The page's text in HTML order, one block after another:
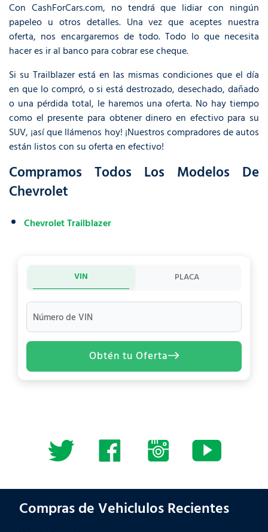
Con CashForCars.com, no tendrá que lidiar con ningún
papeleo u otros detalles. Una vez que aceptes nuestra
oferta, nos encargaremos de todo. Todo lo que necesita
hacer es ir al banco para cobrar ese cheque.
Si su Trailblazer está en las mismas condiciones que el día
en que lo compró, o si está destrozado, desechado, dañado
o una pérdida total, le haremos una oferta. No hay tiempo
como el presente para obtener dinero en efectivo para su
SUV, ¡así que llámenos hoy! ¡Nuestros compradores de autos
están listos con su oferta en efectivo!
Compramos Todos Los Modelos De
Chevrolet
Chevrolet Trailblazer
VIN PLACA
Número de VIN
Obtén tu Oferta
Compras de Vehiclulos Recientes